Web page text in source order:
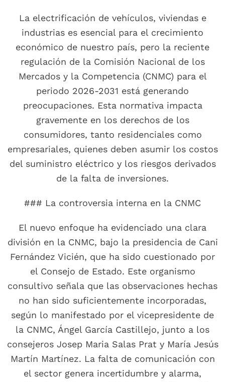
La electrificación de vehículos, viviendas e
industrias es esencial para el crecimiento
económico de nuestro país, pero la reciente
regulación de la Comisión Nacional de los
Mercados y la Competencia (CNMC) para el
periodo 2026-2031 está generando
preocupaciones. Esta normativa impacta
gravemente en los derechos de los
consumidores, tanto residenciales como
empresariales, quienes deben asumir los costos
del suministro eléctrico y los riesgos derivados
de la falta de inversiones.
### La controversia interna en la CNMC
El nuevo enfoque ha evidenciado una clara
división en la CNMC, bajo la presidencia de Cani
Fernández Vicién, que ha sido cuestionado por
el Consejo de Estado. Este organismo
consultivo señala que las observaciones hechas
no han sido suficientemente incorporadas,
según lo manifestado por el vicepresidente de
la CNMC, Ángel García Castillejo, junto a los
consejeros Josep Maria Salas Prat y María Jesús
Martín Martínez. La falta de comunicación con
el sector genera incertidumbre y alarma,